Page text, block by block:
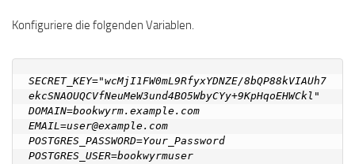
Konfiguriere die folgenden Variablen.
SECRET_KEY="wcMjI1FW0mL9RfyxYDNZE/8bQP88kVIAUh7
ekcSNAOUQCVfNeuMeW3und4BO5WbyCYy+9KpHqoEHWCkl"
DOMAIN=bookwyrm.example.com
EMAIL=user@example.com
POSTGRES_PASSWORD=Your_Password
POSTGRES_USER=bookwyrmuser